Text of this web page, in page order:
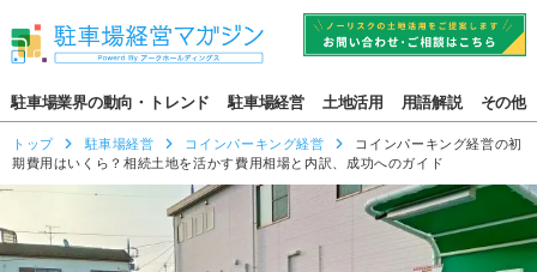
駐車場業界の動向・トレンド 駐車場経営 土地活用 用語解説 その他
トップ 駐車場経営 コインパーキング経営
コインパーキング経営の初
期費用はいくら？相続土地を活かす費用相場と内訳、成功へのガイド